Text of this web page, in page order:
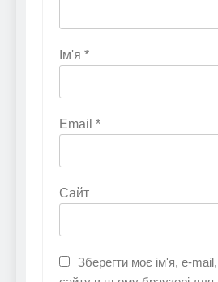
Ім'я *
Email *
Сайт
Зберегти моє ім'я, e-